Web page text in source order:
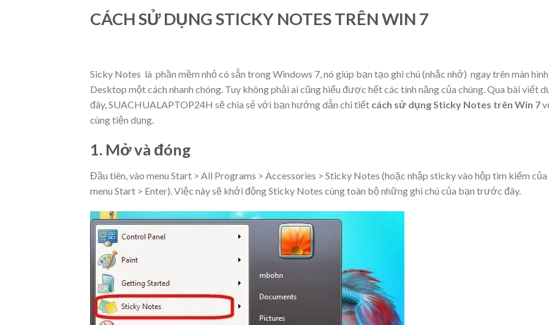
CÁCH SỬ DỤNG STICKY NOTES TRÊN WIN 7
Sicky Notes là phần mềm nhỏ có sẵn trong Windows 7, nó giúp bạn tạo ghi chú (nhắc nhở) ngay trên màn hình
Desktop một cách nhanh chóng. Tuy không phải ai cũng hiểu được hết các tính năng của chúng. Qua bài viết
đây, SUACHUALAPTOP24H sẽ chia sẻ với bạn hướng dẫn chi tiết cách sử dụng Sticky Notes trên Win 7
cùng tiện dụng.
1. Mở và đóng
Đầu tiên, vào menu Start > All Programs > Accessories > Sticky Notes (hoặc nhập sticky vào hộp tìm kiếm của
menu Start > Enter). Việc này sẽ khởi động Sticky Notes cùng toàn bộ những ghi chú của bạn trước đây.